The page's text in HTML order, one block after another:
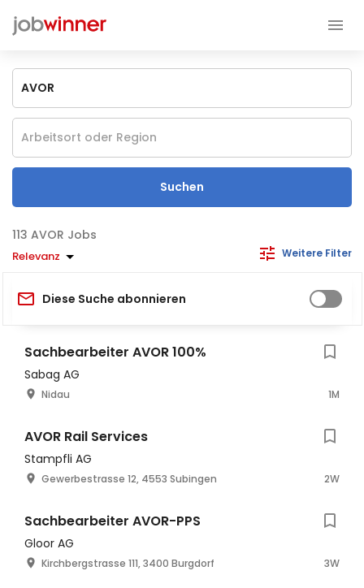
Suchen
AVOR Jobs
Relevanz Weitere Filter
Diese Suche abonnieren
Sachbearbeiter AVOR 100%
Sabag AG
Nidau 1M
AVOR Rail Services
Stampfli AG
Gewerbestrasse 12, 4553 Subingen 2W
Sachbearbeiter AVOR-PPS
Gloor AG
Kirchbergstrasse 111, 3400 Burgdorf 3W